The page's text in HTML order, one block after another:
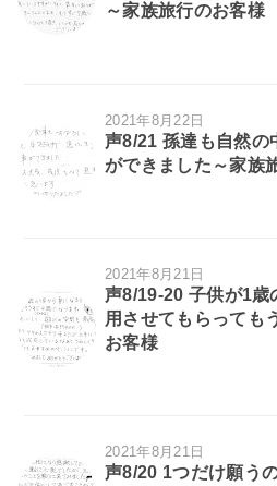
～家族旅行のお客様
2021年8月22日
声8/21 孫達も自然の
ができました～家族
2021年8月21日
声8/19-20 子供が1歳
用させてもらっても
お客様
2021年8月21日
声8/20 1つだけ願う